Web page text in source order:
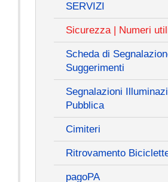
SERVIZI
Sicurezza | Numeri
Scheda di
Suggerimenti
Segnalazioni
Pubblica
Cimiteri
Ritrovamento
pagoPA